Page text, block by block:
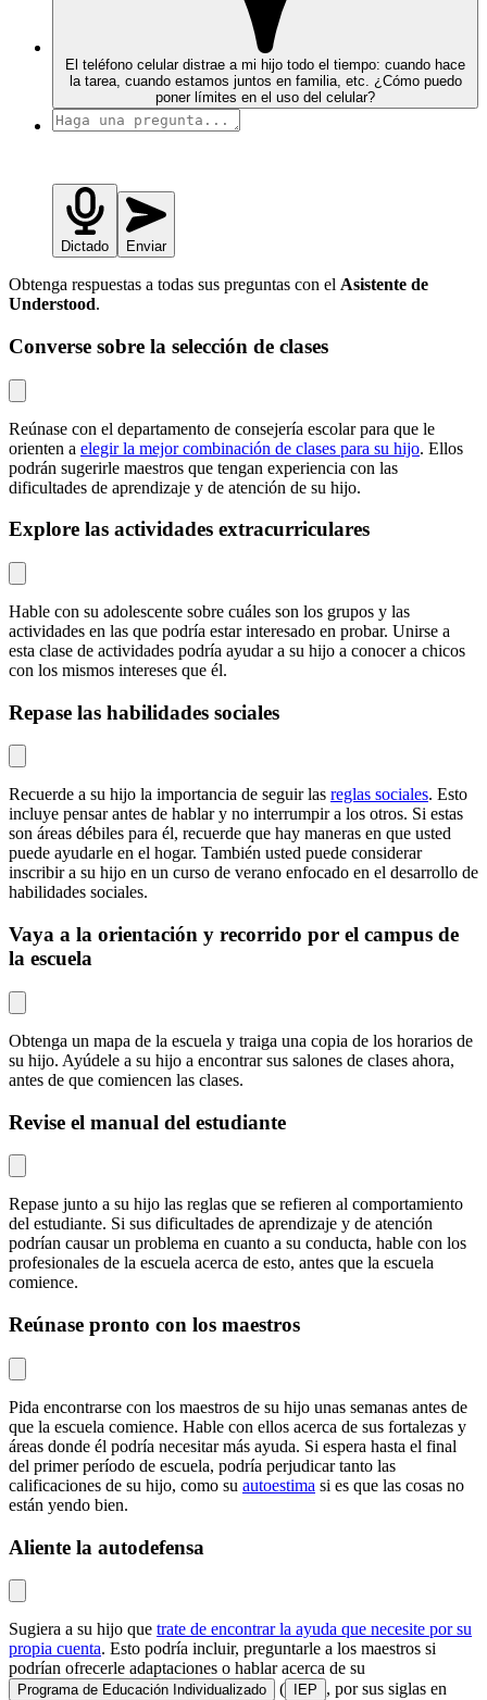
El teléfono celular distrae a mi hijo todo el tiempo: cuando hace
la tarea, cuando estamos juntos en familia, etc. ¿Cómo puedo
poner límites en el uso del celular?
Dictado Enviar
Obtenga respuestas a todas sus preguntas con el Asistente de
Understood.
Converse sobre la selección de clases
Reúnase con el departamento de consejería escolar para que le
orienten a elegir la mejor combinación de clases para su hijo. Ellos
podrán sugerirle maestros que tengan experiencia con las
dificultades de aprendizaje y de atención de su hijo.
Explore las actividades extracurriculares
Hable con su adolescente sobre cuáles son los grupos y las
actividades en las que podría estar interesado en probar. Unirse a
esta clase de actividades podría ayudar a su hijo a conocer a chicos
con los mismos intereses que él.
Repase las habilidades sociales
Recuerde a su hijo la importancia de seguir las reglas sociales. Esto
incluye pensar antes de hablar y no interrumpir a los otros. Si estas
son áreas débiles para él, recuerde que hay maneras en que usted
puede ayudarle en el hogar. También usted puede considerar
inscribir a su hijo en un curso de verano enfocado en el desarrollo de
habilidades sociales.
Vaya a la orientación y recorrido por el campus de
la escuela
Obtenga un mapa de la escuela y traiga una copia de los horarios de
su hijo. Ayúdele a su hijo a encontrar sus salones de clases ahora,
antes de que comiencen las clases.
Revise el manual del estudiante
Repase junto a su hijo las reglas que se refieren al comportamiento
del estudiante. Si sus dificultades de aprendizaje y de atención
podrían causar un problema en cuanto a su conducta, hable con los
profesionales de la escuela acerca de esto, antes que la escuela
comience.
Reúnase pronto con los maestros
Pida encontrarse con los maestros de su hijo unas semanas antes de
que la escuela comience. Hable con ellos acerca de sus fortalezas y
áreas donde él podría necesitar más ayuda. Si espera hasta el final
del primer período de escuela, podría perjudicar tanto las
calificaciones de su hijo, como su autoestima si es que las cosas no
están yendo bien.
Aliente la autodefensa
Sugiera a su hijo que trate de encontrar la ayuda que necesite por su
propia cuenta. Esto podría incluir, preguntarle a los maestros si
podrían ofrecerle adaptaciones o hablar acerca de su
Programa de Educación Individualizado ( IEP
, por sus siglas en